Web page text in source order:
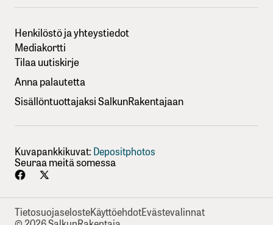
Henkilöstö ja yhteystiedot
Mediakortti
Tilaa uutiskirje
Anna palautetta
Sisällöntuottajaksi SalkunRakentajaan
Kuvapankkikuvat: Depositphotos
Seuraa meitä somessa
TietosuojaselosteKäyttöehdotEvästevalinnat